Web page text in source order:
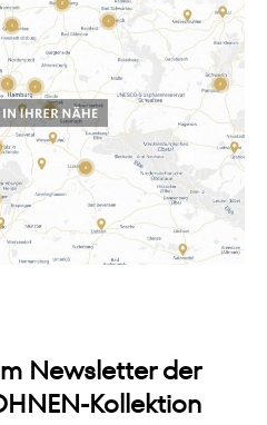
Newsletter der
Kollektion